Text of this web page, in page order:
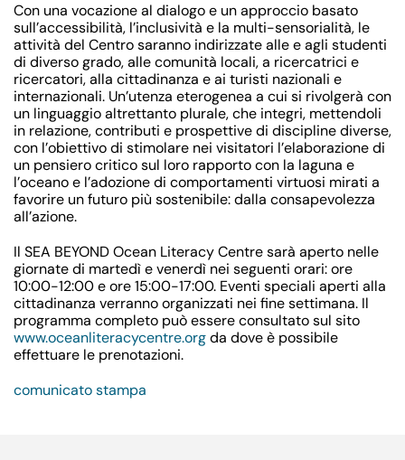
Con una vocazione al dialogo e un approccio basato
sull’accessibilità, l’inclusività e la multi-sensorialità, le
attività del Centro saranno indirizzate alle e agli studenti
di diverso grado, alle comunità locali, a ricercatrici e
ricercatori, alla cittadinanza e ai turisti nazionali e
internazionali. Un’utenza eterogenea a cui si rivolgerà con
un linguaggio altrettanto plurale, che integri, mettendoli
in relazione, contributi e prospettive di discipline diverse,
con l’obiettivo di stimolare nei visitatori l’elaborazione di
un pensiero critico sul loro rapporto con la laguna e
l’oceano e l’adozione di comportamenti virtuosi mirati a
favorire un futuro più sostenibile: dalla consapevolezza
all’azione.
Il SEA BEYOND Ocean Literacy Centre sarà aperto nelle
giornate di martedì e venerdì nei seguenti orari: ore
10:00-12:00 e ore 15:00-17:00. Eventi speciali aperti alla
cittadinanza verranno organizzati nei fine settimana. Il
programma completo può essere consultato sul sito
www.oceanliteracycentre.orgda dove è possibile
effettuare le prenotazioni.
comunicato stampa